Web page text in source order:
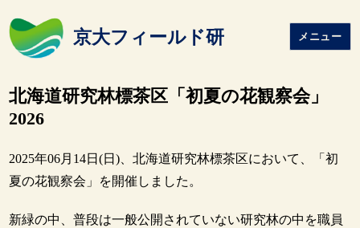
京大フィールド研 メニュー
北海道研究林標茶区「初夏の花観察会」
2026
2025年06月14日(日)、北海道研究林標茶区において、「初
夏の花観察会」を開催しました。
新緑の中、普段は一般公開されていない研究林の中を職員